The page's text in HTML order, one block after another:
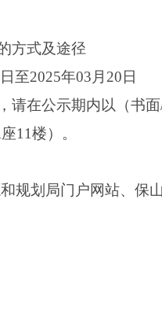
方式及途径
至2025年03月20日
请在公示期内以（书
11楼）。
规划局门户网站、保